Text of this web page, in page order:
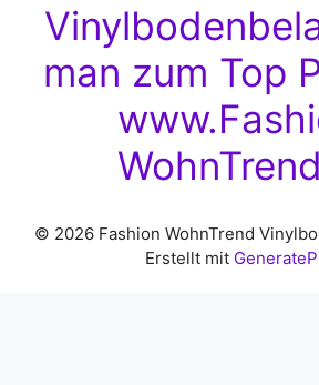
man zum Top
© 2026 Fashion WohnTrend
Erstellt mit